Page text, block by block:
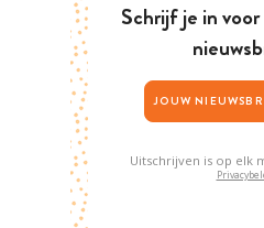
Schrijf je in
Uitschrijven is op elk